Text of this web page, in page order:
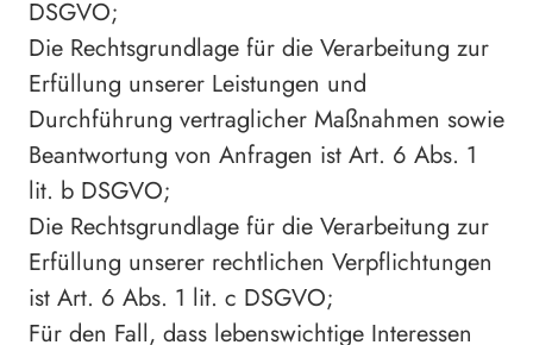
DSGVO;
Die Rechtsgrundlage für die Verarbeitung zur
Erfüllung unserer Leistungen und
Durchführung vertraglicher Maßnahmen sowie
Beantwortung von Anfragen ist Art. 6 Abs. 1
lit. b DSGVO;
Die Rechtsgrundlage für die Verarbeitung zur
Erfüllung unserer rechtlichen Verpflichtungen
ist Art. 6 Abs. 1 lit. c DSGVO;
Für den Fall, dass lebenswichtige Interessen